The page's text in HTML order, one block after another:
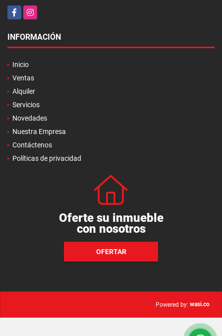
FacebookInstagram
INFORMACIÓN
Inicio
Ventas
Alquiler
Servicios
Novedades
Nuestra Empresa
Contáctenos
Políticas de privacidad
Oferte su inmueble
con nosotros
OFERTAR
Powered by: wasi.co